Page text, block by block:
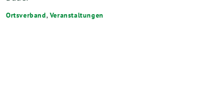
Ortsverband, Veranstaltungen